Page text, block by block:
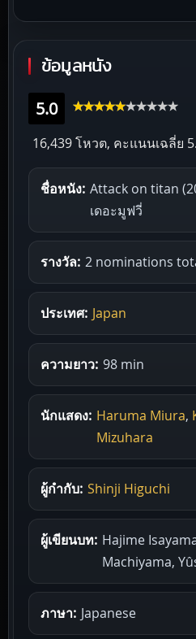
ข้อมูลหนัง
5.0
16,439 โหวต, คะแนนเฉลี่ย
ชื่อหนัง: Attack on titan
เดอะมูฟวี่
รางวัล: 2 nominations
ประเทศ: Japan
ความยาว: 98 min
นักแสดง: Haruma Miura,
Mizuhara
ผู้กำกับ: Shinji Higuchi
ผู้เขียนบท: Hajime
Machiyama,
ภาษา: Japanese